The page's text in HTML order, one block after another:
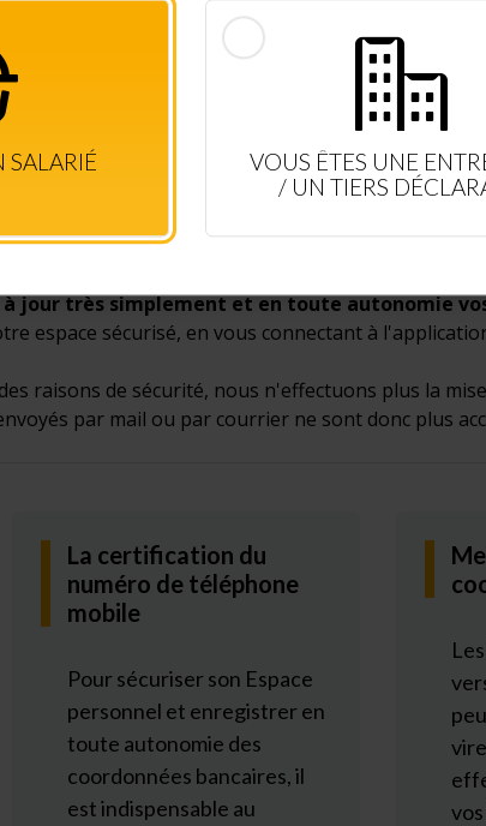
VOS DROITS EN TEMPS RÉEL
SALARIÉ + D'INFOS
jour très simplement et en toute autonomie
espace sécurisé, en vous connectant à
raisons de sécurité, nous n'effectuons plus la
par mail ou par courrier ne sont donc plus
La certification du
numéro de téléphone
mobile
Pour sécuriser son Espace
personnel et enregistrer en
toute autonomie des
coordonnées bancaires, il
est indispensable au
SALARIÉ
VOUS ÊTES UNE
/ UN TIERS